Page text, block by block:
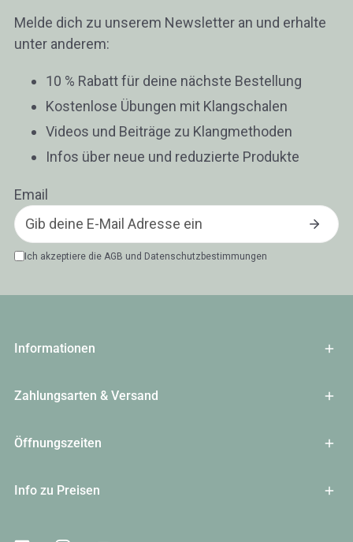
Melde dich zu unserem Newsletter an und erhalte
unter anderem:
10 % Rabatt für deine nächste Bestellung
Kostenlose Übungen mit Klangschalen
Videos und Beiträge zu Klangmethoden
Infos über neue und reduzierte Produkte
Email
Ich akzeptiere die AGB und Datenschutzbestimmungen
Informationen
Zahlungsarten & Versand
Öffnungszeiten
Info zu Preisen